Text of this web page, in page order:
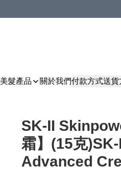
美髮產品 關於我們付款方式送貨
SK-II
霜】(15克
Advanced